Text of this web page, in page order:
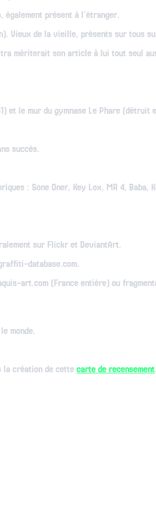
également présent à l'étranger.
Vieux de la vieille, présents sur tous
mériterait son article à lui tout seul
et le mur du gymnase Le Phare (détruit
succès.
: Sone Oner, Key Lox, MR 4, Baba,
sur Flickr et DeviantArt.
database.com.
art.com (France entière) ou
monde.
la création de cette carte de recensement.